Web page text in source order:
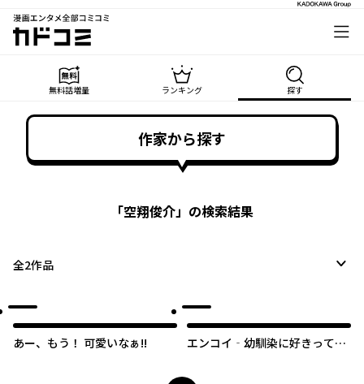
漫画エンタメ全部コミコミ
カドコミ
無料話増量 ランキング 探す
作家から探す
「空翔俊介」の検索結果
全2作品
あー、もう！ 可愛いなぁ!!
エンコイ‐幼馴染に好きって言